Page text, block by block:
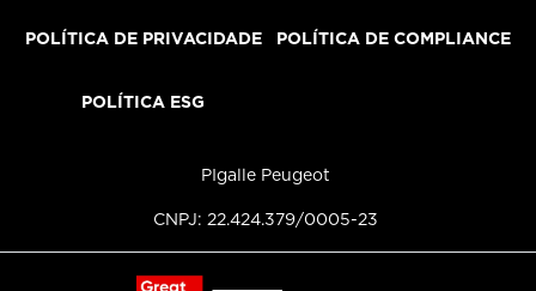
POLÍTICA DE PRIVACIDADE POLÍTICA DE COMPLIANCE
POLÍTICA ESG
PIgalle Peugeot
CNPJ: 22.424.379/0005-23